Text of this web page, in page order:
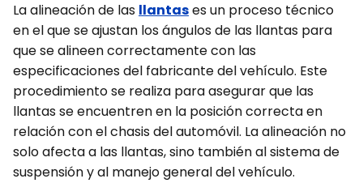
La alineación de las llantases un proceso técnico
en el que se ajustan los ángulos de las llantas para
que se alineen correctamente con las
especificaciones del fabricante del vehículo. Este
procedimiento se realiza para asegurar que las
llantas se encuentren en la posición correcta en
relación con el chasis del automóvil. La alineación no
solo afecta a las llantas, sino también al sistema de
suspensión y al manejo general del vehículo.